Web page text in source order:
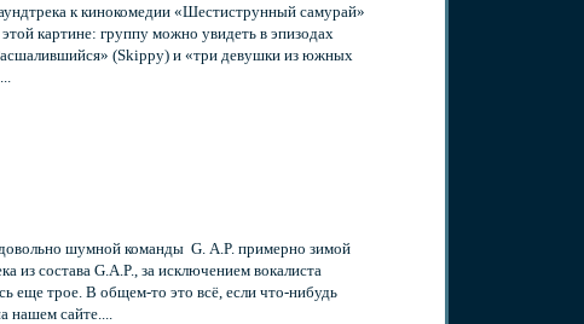
к кинокомедии «Шестиструнный самурай»
картине: группу можно увидеть в эпизодах
(Skippy) и «три девушки из южных
шумной команды G. A.P. примерно зимой
состава G.A.P., за исключением вокалиста
еще трое. В общем-то это всё, если что-нибудь
нашем сайте....